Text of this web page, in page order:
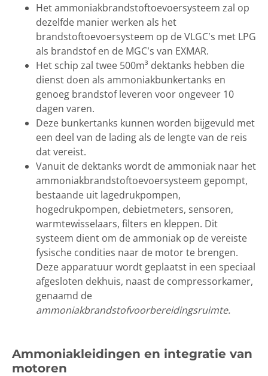
Het ammoniakbrandstoftoevoersysteem zal op
dezelfde manier werken als het
brandstoftoevoersysteem op de VLGC’s met LPG
als brandstof en de MGC’s van EXMAR.
Het schip zal twee 500m³ dektanks hebben die
dienst doen als ammoniakbunkertanks en
genoeg brandstof leveren voor ongeveer 10
dagen varen.
Deze bunkertanks kunnen worden bijgevuld met
een deel van de lading als de lengte van de reis
dat vereist.
Vanuit de dektanks wordt de ammoniak naar het
ammoniakbrandstoftoevoersysteem gepompt,
bestaande uit lagedrukpompen,
hogedrukpompen, debietmeters, sensoren,
warmtewisselaars, filters en kleppen. Dit
systeem dient om de ammoniak op de vereiste
fysische condities naar de motor te brengen.
Deze apparatuur wordt geplaatst in een speciaal
afgesloten dekhuis, naast de compressorkamer,
genaamd de
ammoniakbrandstofvoorbereidingsruimte.
Ammoniakleidingen en integratie van
motoren